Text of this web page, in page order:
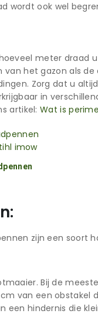
wordt ook wel
meter draad
het gazon als de
Zorg dat u
in
artikel:Wat is
zijn een soort
Bij de
van een obstakel
hindernis die